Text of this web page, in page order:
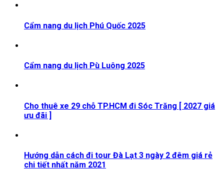
Cẩm nang du lịch Phú Quốc 2025
Cẩm nang du lịch Pù Luông 2025
Cho thuê xe 29 chỗ TP.HCM đi Sóc Trăng [ 2027 giá
ưu đãi ]
Hướng dẫn cách đi tour Đà Lạt 3 ngày 2 đêm giá rẻ
chi tiết nhất năm 2021